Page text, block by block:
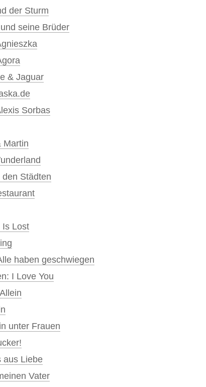
der Sturm
seine Brüder
& Jaguar
Sorbas
Martin
den Städten
Is Lost
haben geschwiegen
I Love You
Allein
unter Frauen
aus Liebe
Vater